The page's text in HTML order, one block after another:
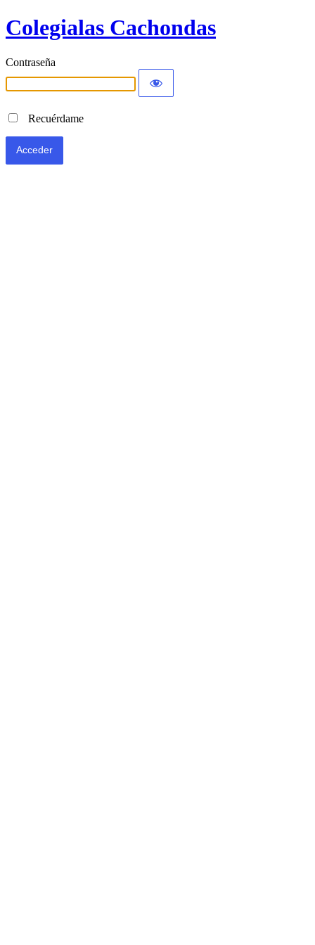
Colegialas Cachondas
Contraseña
Recuérdame